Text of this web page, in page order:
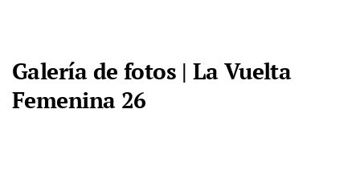
Galería de fotos | La Vuelta
Femenina 26